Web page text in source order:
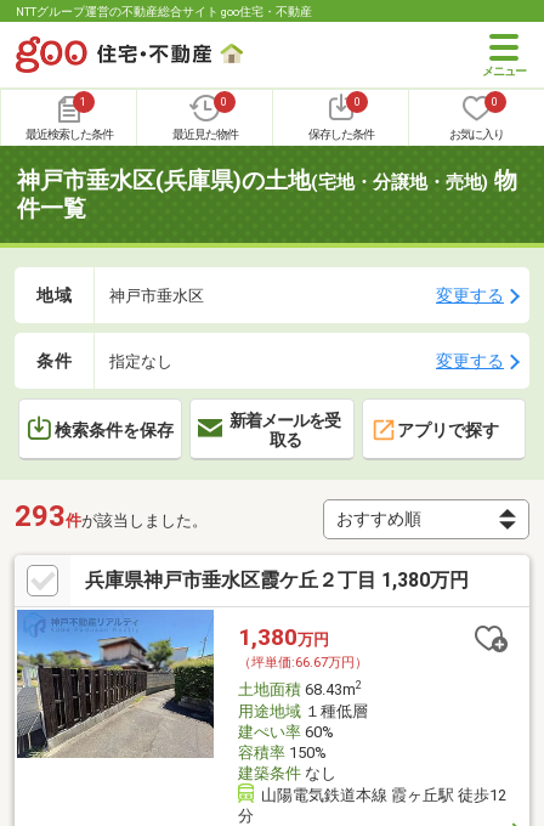
NTTグループ運営の不動産総合サイト goo住宅・不動産
1
最近検索した条件
0
最近見た物件
0
保存した条件
0
お気に入り
神戸市垂水区(兵庫県)の土地(宅地・分譲地・売地) 物
件一覧
地域 神戸市垂水区 変更する
条件 指定なし 変更する
検索条件を保存
新着メールを受
取る
アプリで探す
293件が該当しました。
兵庫県神戸市垂水区霞ケ丘２丁目 1,380万円
1,380万円
（坪単価:66.67万円）
土地面積68.43m2
用途地域１種低層
建ぺい率60%
容積率150%
建築条件なし
山陽電気鉄道本線 霞ヶ丘駅 徒歩12
分